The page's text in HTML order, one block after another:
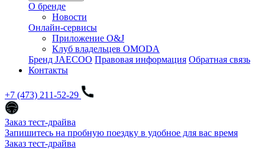
О бренде
Новости
Онлайн-сервисы
Приложение O&J
Клуб владельцев OMODA
Бренд JAECOO Правовая информация Обратная связь
Контакты
+7 (473) 211-52-29
Заказ тест-драйва
Запишитесь на пробную поездку в удобное для вас время
Заказ тест-драйва